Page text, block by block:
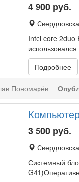
4 900 руб.
Intel core 2duo
Подробнее
Пономарёв
3 500 руб.
Системный